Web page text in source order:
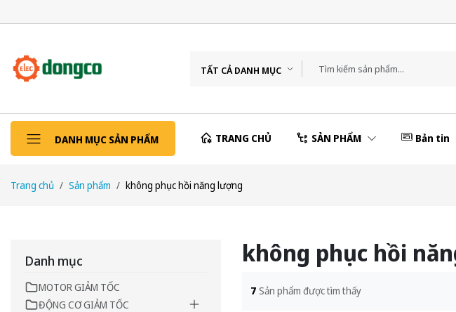
TẤT CẢ DANH MỤC
DANH MỤC SẢN PHẨM TRANG CHỦ SẢN PHẨM Bản tin
Trang chủ Sản phẩm không phục hồi năng lượng
Danh mục
MOTOR GIẢM TỐC
ĐỘNG CƠ GIẢM TỐC
không phục hồi
7 Sản phẩm được tìm thấy